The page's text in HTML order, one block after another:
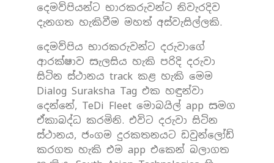
දෙමව්පියන්ට භාරකරුවන්ට නිවැරදිව
දැනගත හැකිවීම මහත් අස්වැසිල්ලකි.
දෙමව්පිය භාරකරුවන්ට දරුවාගේ
ආරක්ෂාව සැලසිය හැකි පරිදි දරුවා
සිටින ස්ථානය track කළ හැකි මෙම
Dialog Suraksha Tag එක හඳුන්වා
දෙන්නේ, TeDi Fleet මොබයිල් app සමග
ඒකාබද්ධ කරමිනි. එවිට දරුවා සිටින
ස්ථානය, ජංගම දුරකතනයට ඩවුන්ලෝඩ්
කරගත හැකි එම app එකෙන් බලාගත